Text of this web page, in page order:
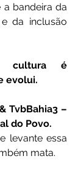
a bandeira da
da inclusão
cultura é
evolui.
TvbBahia3 –
do Povo.
levante essa
mata.